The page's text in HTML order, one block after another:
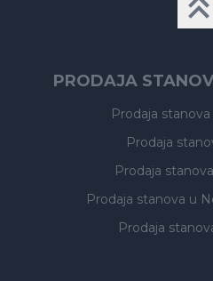
PRODAJA
Prodaja stanova
Prodaja
Prodaja stanova
Prodaja stanova u
Prodaja